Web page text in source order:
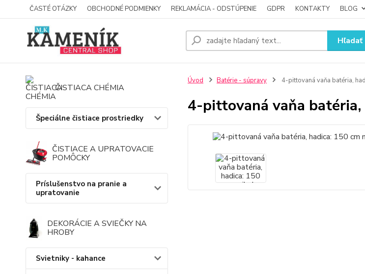
ČASTÉ OTÁZKY OBCHODNÉ PODMIENKY REKLAMÁCIA - ODSTÚPENIE GDPR KONTAKTY BLOG
Hľadať
ČISTIACA CHÉMIA
Špeciálne čistiace prostriedky
ČISTIACE A UPRATOVACIE
POMÔCKY
Príslušenstvo na pranie a
upratovanie
DEKORÁCIE A SVIEČKY NA
HROBY
Svietniky - kahance
Úvod Batérie - súpravy 4-pittovaná vaňa batéria,
4-pittovaná vaňa